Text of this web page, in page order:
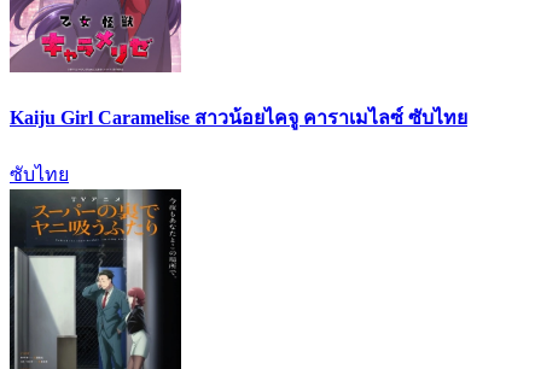
Kaiju Girl Caramelise สาวน้อยไคจู คาราเมไลซ์ ซับไทย
ซับไทย